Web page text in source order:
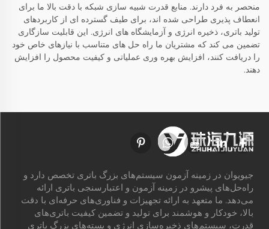
منحصر به فرد دارند. منابع قدرت شبیه سازی شبکه با دقت بالا ما برای
انعطاف پذیری طراحی شده اند، برای طیف گسترده ای از کاربردهای
تولید باتری، ذخیره انرژی و آزمایشگاه های انرژی. این قابلیت سازگاری
تضمین می کند که مشتریان ما راه حل های متناسب با نیازهای خاص خود
را دریافت کنند، افزایش بهره وری عملیاتی و کیفیت محصول را افزایش
دهند.
جیویوان در زمینه آزمون سیستم‌های بزرگ باتری تخصص دارد و
راه‌حل‌های پیشرو در زمینه آزمون و اعتبارسنجی باتری ارائه
می‌دهد. ما متعهد به ارائه تجهیزات و فناوری‌های حرفه‌ای با دقت
بالا، خودکار و هوشمند برای تولید و تضمین کیفیت باتری‌های
قدرت، سیستم‌های ذخیره‌سازی انرژی و بسته‌های بزرگ باتری